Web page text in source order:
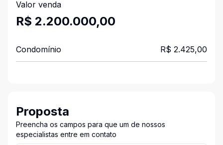
Valor venda
R$ 2.200.000,00
Condomínio R$ 2.425,00
Proposta
Preencha os campos para que um de nossos
especialistas entre em contato